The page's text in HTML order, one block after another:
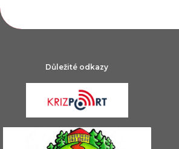
Důležité odkazy